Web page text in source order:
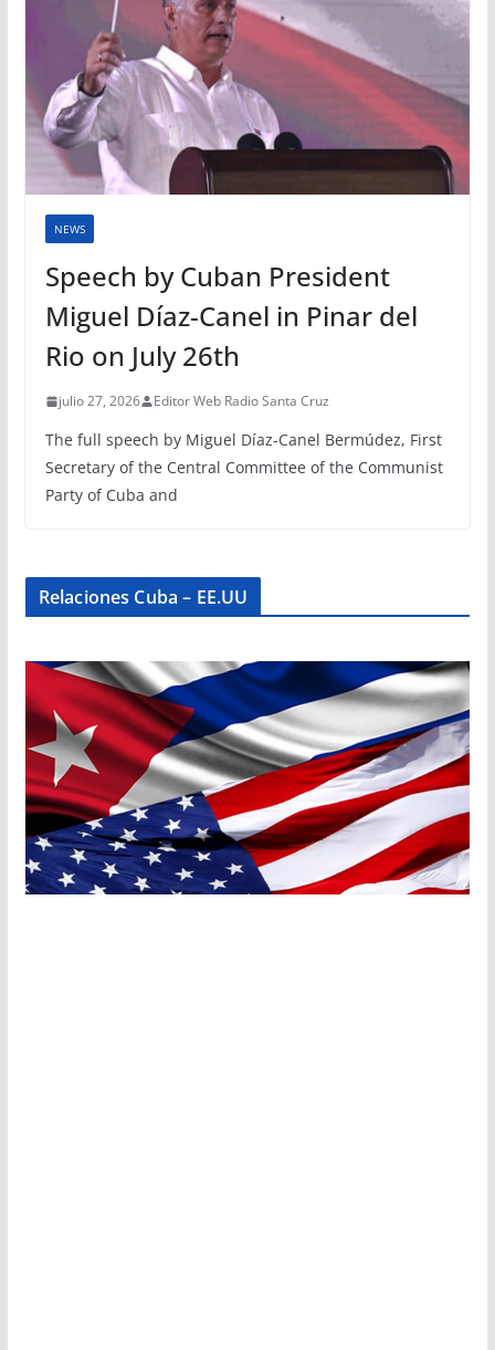
NEWS
Speech by Cuban President
Miguel Díaz-Canel in Pinar del
Rio on July 26th
julio 27, 2026 Editor Web Radio Santa Cruz
The full speech by Miguel Díaz-Canel Bermúdez, First
Secretary of the Central Committee of the Communist
Party of Cuba and
Relaciones Cuba – EE.UU